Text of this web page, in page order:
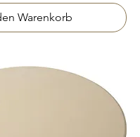
Warenkorb